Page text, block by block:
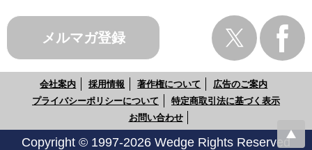
メルマガ登録
会社案内 採用情報 著作権について
広告のご案内
プライバシーポリシーについて
特定商取引法に基づく表示
お問い合わせ
Copyright © 1997-2026 Wedge Rights Reserved